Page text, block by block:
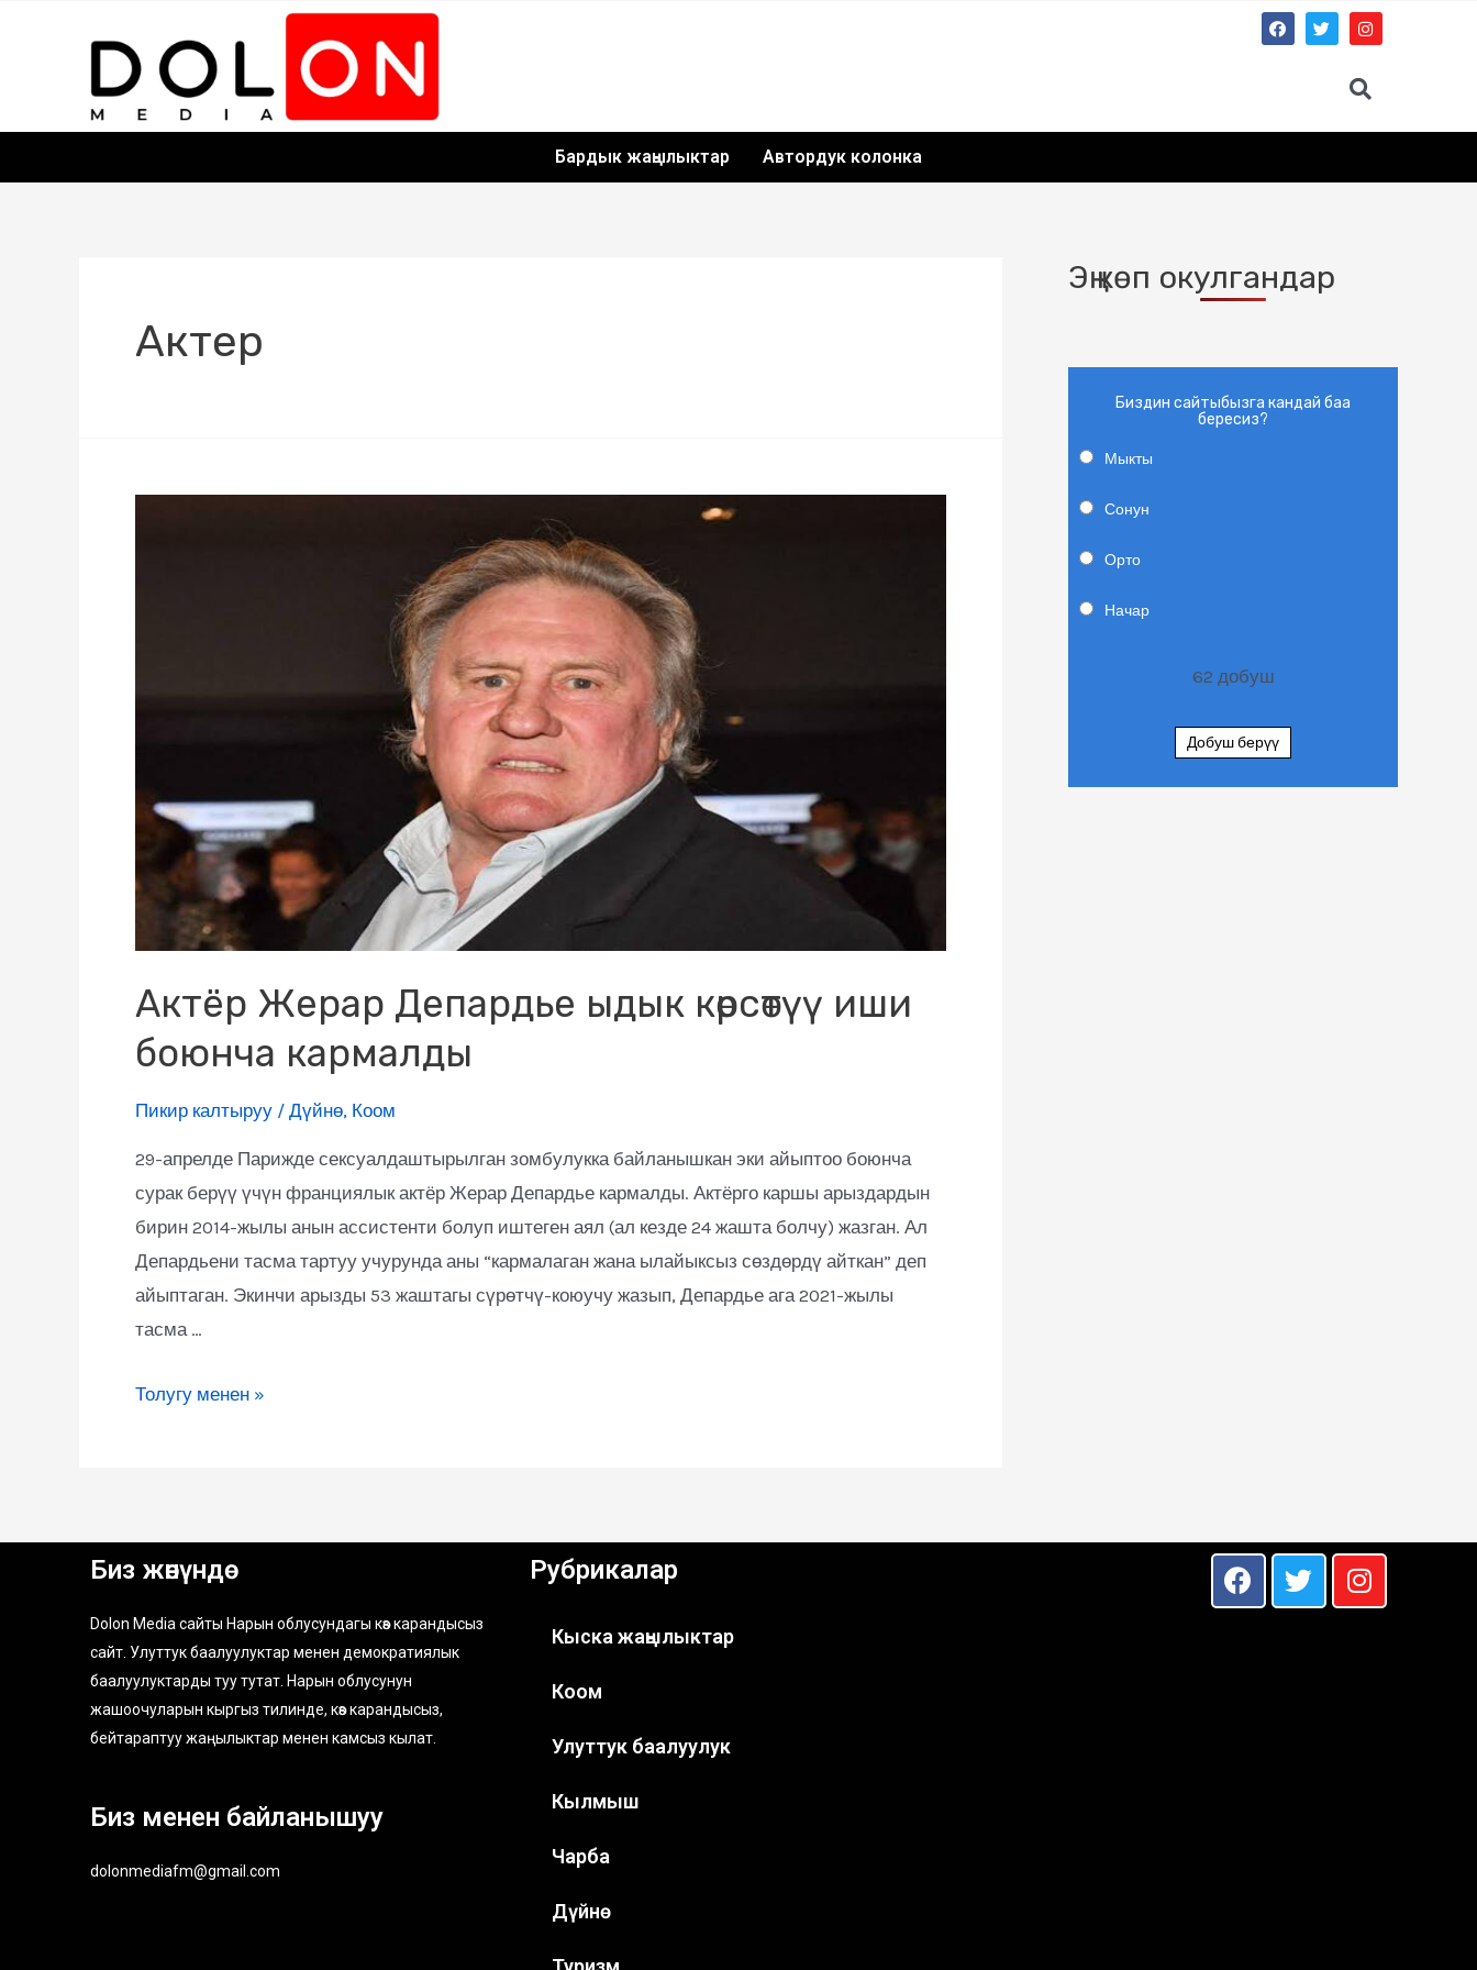
Бардык жаңылыктар Автордук колонка
Актер
Актёр Жерар Депардье ыдык көрсөтүү иши
боюнча кармалды
Пикир калтыруу / Дүйнө, Коом
29-апрелде Парижде сексуалдаштырылган зомбулукка байланышкан эки айыптоо боюнча
сурак берүү үчүн франциялык актёр Жерар Депардье кармалды. Актёрго каршы арыздардын
бирин 2014-жылы анын ассистенти болуп иштеген аял (ал кезде 24 жашта болчу) жазган. Ал
Депардьени тасма тартуу учурунда аны “кармалаган жана ылайыксыз сөздөрдү айткан” деп
айыптаган. Экинчи арызды 53 жаштагы сүрөтчү-коюучу жазып, Депардье ага 2021-жылы
тасма …
Толугу менен »
Эң көп окулгандар
Биздин сайтыбызга кандай баа
бересиз?
Мыкты
Сонун
Орто
Начар
62 добуш
Добуш берүү
Биз жөнүндө
Dolon Media сайты Нарын облусундагы көз карандысыз
сайт. Улуттук баалуулуктар менен демократиялык
баалуулуктарды туу тутат. Нарын облусунун
жашоочуларын кыргыз тилинде, көз карандысыз,
бейтараптуу жаңылыктар менен камсыз кылат.
Биз менен байланышуу
dolonmediafm@gmail.com
Рубрикалар
Кыска жаңылыктар
Коом
Улуттук баалуулук
Кылмыш
Чарба
Дүйнө